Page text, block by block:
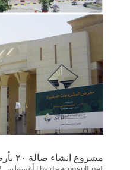
مشروع انشاء صالة ٢٠ بأرض المعارض